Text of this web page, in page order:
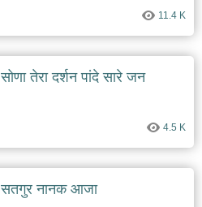
11.4 K
सोणा तेरा दर्शन पांदे सारे जन
4.5 K
सतगुर नानक आजा